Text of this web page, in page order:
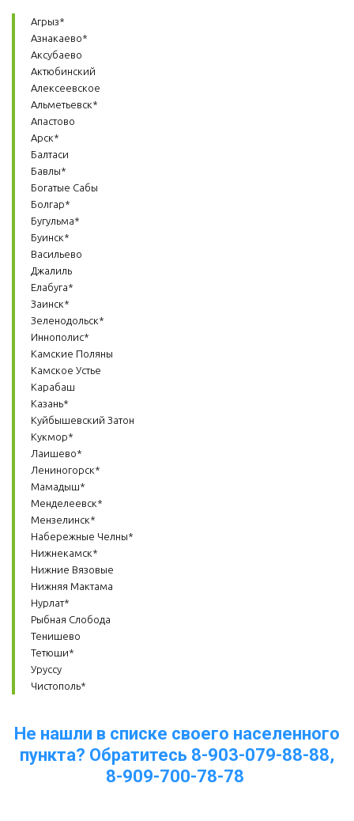
Агрыз*
Азнакаево*
Аксубаево
Актюбинский
Алексеевское
Альметьевск*
Апастово
Арск*
Балтаси
Бавлы*
Богатые Сабы
Болгар*
Бугульма*
Буинск*
Васильево
Джалиль
Елабуга*
Заинск*
Зеленодольск*
Иннополис*
Камские Поляны
Камское Устье
Карабаш
Казань*
Куйбышевский Затон
Кукмор*
Лаишево*
Лениногорск*
Мамадыш*
Менделеевск*
Мензелинск*
Набережные Челны*
Нижнекамск*
Нижние Вязовые
Нижняя Мактама
Нурлат*
Рыбная Слобода
Тенишево
Тетюши*
Уруссу
Чистополь*
Не нашли в списке своего населенного
пункта? Обратитесь 8-903-079-88-88,
8-909-700-78-78